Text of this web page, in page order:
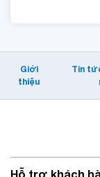
Giới
thiệu
Tin
Hỗ trợ khách